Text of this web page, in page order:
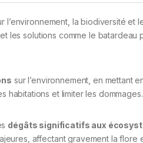
la biodiversité et
les solutions comme le batardeau
sur l’environnement, en mettant
habitations et limiter les dommages.
dégâts significatifs aux
affectant gravement la flore